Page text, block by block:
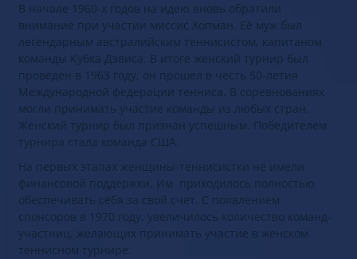
В начале 1960-х годов на идею вновь обратили
внимание при участии миссис Хопман. Её муж был
легендарным австралийским теннисистом, капитаном
команды Кубка Дэвиса. В итоге женский турнир был
проведен в 1963 году, он прошел в честь 50-летия
Международной федерации тенниса. В соревнованиях
могли принимать участие команды из любых стран.
Женский турнир был признан успешным. Победителем
турнира стала команда США.
На первых этапах женщины-теннисистки не имели
финансовой поддержки. Им приходилось полностью
обеспечивать себя за свой счет. С появлением
спонсоров в 1970 году, увеличилось количество команд-
участниц, желающих принимать участие в женском
теннисном турнире.